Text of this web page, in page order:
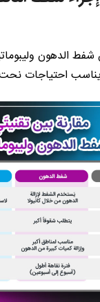
شفط الدهون
يناسب احتياجات